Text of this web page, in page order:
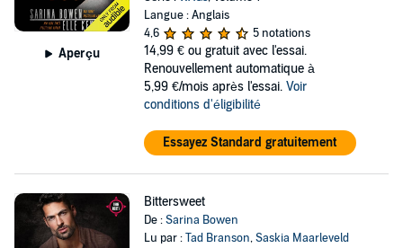
Aperçu
Langue : Anglais
4,6
5 notations
14,99 € ou gratuit avec l'essai.
Renouvellement automatique à
5,99 €/mois après l'essai. Voir
conditions d'éligibilité
Essayez Standard gratuitement
Bittersweet
De :Sarina Bowen
Lu par :Tad Branson,Saskia Maarleveld